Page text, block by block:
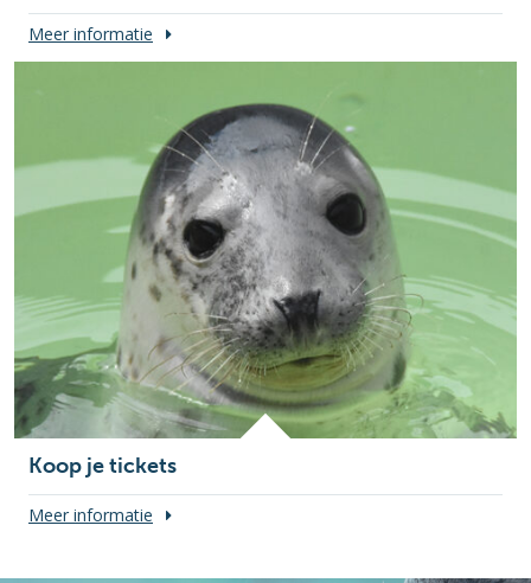
Meer informatie
Koop je tickets
Meer informatie